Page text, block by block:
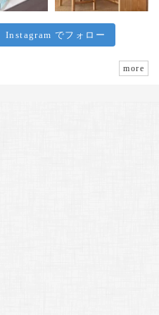
Instagram でフォロー
more